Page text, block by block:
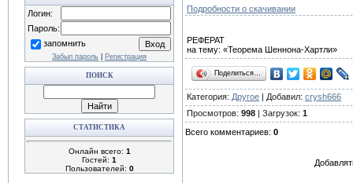
Логин:
Пароль:
запомнить
Забыл пароль Регистрация
ПОИСК
СТАТИСТИКА
Онлайн всего: 1
Гостей: 1
Пользователей: 0
Подробности о скачивании
РЕФЕРАТ
на тему: «Теорема Шеннона-Хартли»
Поделиться…
Категория: Другое | Добавил: crysh666
Просмотров: 998 | Загрузок: 1
Всего комментариев: 0